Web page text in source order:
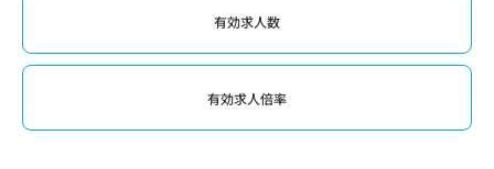
有効求人数
有効求人倍率